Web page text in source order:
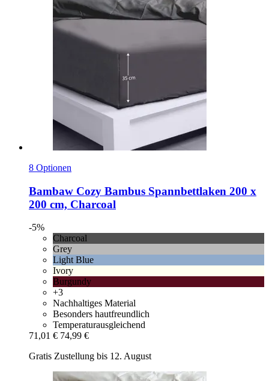
8 Optionen
Bambaw Cozy Bambus Spannbettlaken 200 x
200 cm, Charcoal
-5%
Charcoal
Grey
Light Blue
Ivory
Burgundy
+3
Nachhaltiges Material
Besonders hautfreundlich
Temperaturausgleichend
71,01 € 74,99 €
Gratis Zustellung bis 12. August